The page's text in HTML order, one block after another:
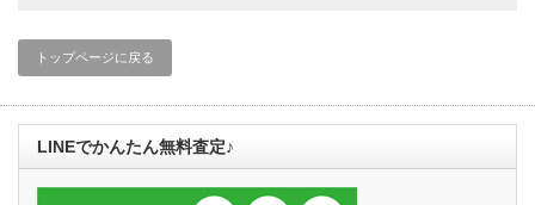
トップページに戻る
LINEでかんたん無料査定♪